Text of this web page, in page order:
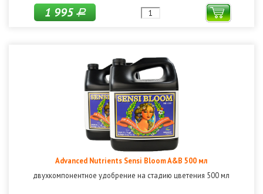
1 995Р
Advanced Nutrients Sensi Bloom A&B 500 мл
двухкомпонентное удобрение на стадию цветения 500 мл